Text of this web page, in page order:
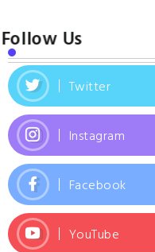
Follow Us
Twitter
Instagram
Facebook
YouTube